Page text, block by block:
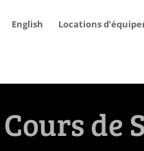
English Locations
Cours de